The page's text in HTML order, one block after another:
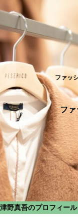
ファッ
ファ
津野真吾のプロフィール